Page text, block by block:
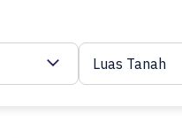
Luas Tanah